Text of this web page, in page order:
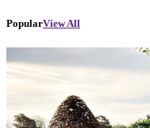
PopularView All